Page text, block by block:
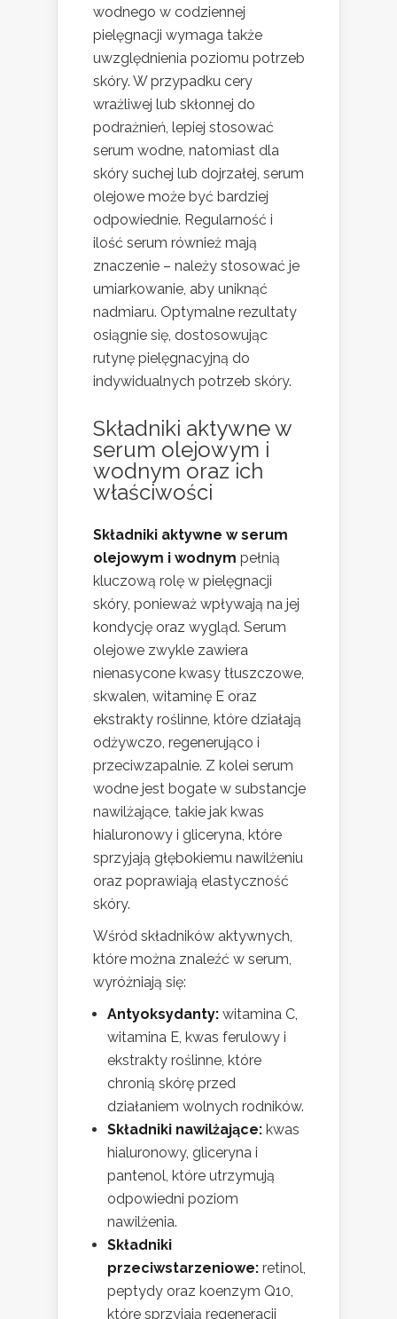
wodnego w codziennej
pielęgnacji wymaga także
uwzględnienia poziomu potrzeb
skóry. W przypadku cery
wrażliwej lub skłonnej do
podrażnień, lepiej stosować
serum wodne, natomiast dla
skóry suchej lub dojrzałej, serum
olejowe może być bardziej
odpowiednie. Regularność i
ilość serum również mają
znaczenie – należy stosować je
umiarkowanie, aby uniknąć
nadmiaru. Optymalne rezultaty
osiągnie się, dostosowując
rutynę pielęgnacyjną do
indywidualnych potrzeb skóry.
Składniki aktywne w
serum olejowym i
wodnym oraz ich
właściwości
Składniki aktywne w serum
olejowym i wodnym pełnią
kluczową rolę w pielęgnacji
skóry, ponieważ wpływają na jej
kondycję oraz wygląd. Serum
olejowe zwykle zawiera
nienasycone kwasy tłuszczowe,
skwalen, witaminę E oraz
ekstrakty roślinne, które działają
odżywczo, regenerująco i
przeciwzapalnie. Z kolei serum
wodne jest bogate w substancje
nawilżające, takie jak kwas
hialuronowy i gliceryna, które
sprzyjają głębokiemu nawilżeniu
oraz poprawiają elastyczność
skóry.
Wśród składników aktywnych,
które można znaleźć w serum,
wyróżniają się:
Antyoksydanty: witamina C,
witamina E, kwas ferulowy i
ekstrakty roślinne, które
chronią skórę przed
działaniem wolnych rodników.
Składniki nawilżające: kwas
hialuronowy, gliceryna i
pantenol, które utrzymują
odpowiedni poziom
nawilżenia.
Składniki
przeciwstarzeniowe: retinol,
peptydy oraz koenzym Q10,
które sprzyjają regeneracji